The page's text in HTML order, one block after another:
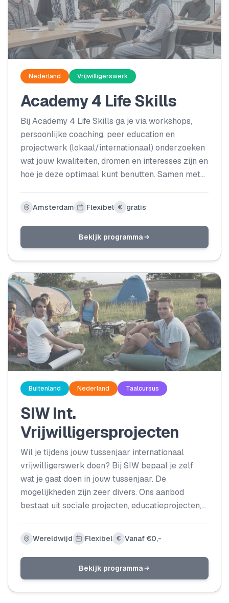
Nederland Vrijwilligerswerk
Academy 4 Life Skills
Bij Academy 4 Life Skills ga je via workshops,
persoonlijke coaching, peer education en
projectwerk (lokaal/internationaal) onderzoeken
wat jouw kwaliteiten, dromen en interesses zijn en
hoe je deze optimaal kunt benutten. Samen met
oefent met doelen stellen en ontwikkelt life skills.
Elke eerste dinsdag van de maand is er de
mogelijkheid om mee te draaien en daarna van
Amsterdam Flexibel € gratis
Bekijk programma
Buitenland Nederland Taalcursus
SIW Int.
Vrijwilligersprojecten
Wil je tijdens jouw tussenjaar internationaal
vrijwilligerswerk doen? Bij SIW bepaal je zelf
wat je gaat doen in jouw tussenjaar. De
mogelijkheden zijn zeer divers. Ons aanbod
bestaat uit sociale projecten, educatieprojecten,
bijvoorbeeld voor een natuurproject in Kenia en
ga helpen bij de ontwikkeling van ecotoerisme. Of
meld je aan voor een sociaal project in Roemenië.
De mogelijkheden zijn eindeloos!
Wereldwijd Flexibel € Vanaf €0,-
Bekijk programma